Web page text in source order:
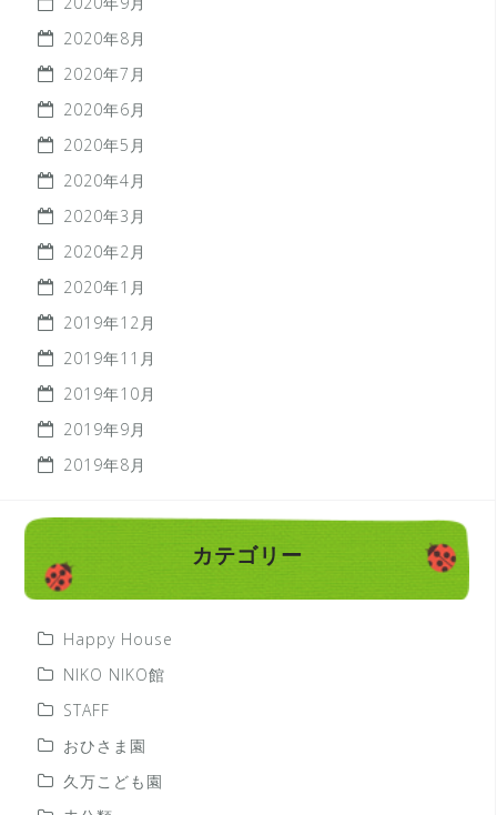
2020年8月
2020年7月
2020年6月
2020年5月
2020年4月
2020年3月
2020年2月
2020年1月
2019年12月
2019年11月
2019年10月
2019年9月
2019年8月
カテゴリー
Happy House
NIKO NIKO館
STAFF
おひさま園
久万こども園